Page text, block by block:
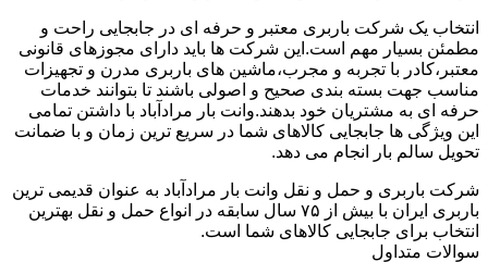
انتخاب یک شرکت باربری معتبر و حرفه ای در جابجایی راحت و
مطمئن بسیار مهم است.این شرکت ها باید دارای مجوزهای قانونی
معتبر،کادر با تجربه و مجرب،ماشین های باربری مدرن و تجهیزات
مناسب جهت بسته بندی صحیح و اصولی باشند تا بتوانند خدمات
حرفه ای به مشتریان خود بدهند.وانت بار مرادآباد با داشتن تمامی
این ویژگی ها جابجایی کالاهای شما در سریع ترین زمان و با ضمانت
تحویل سالم بار انجام می دهد.
شرکت باربری و حمل و نقل وانت بار مرادآباد به عنوان قدیمی ترین
باربری ایران با بیش از ۷۵ سال سابقه در انواع حمل و نقل بهترین
انتخاب برای جابجایی کالاهای شما است.
سوالات متداول